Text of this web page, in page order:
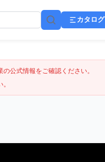
カタログ
公式情報をご確認ください。